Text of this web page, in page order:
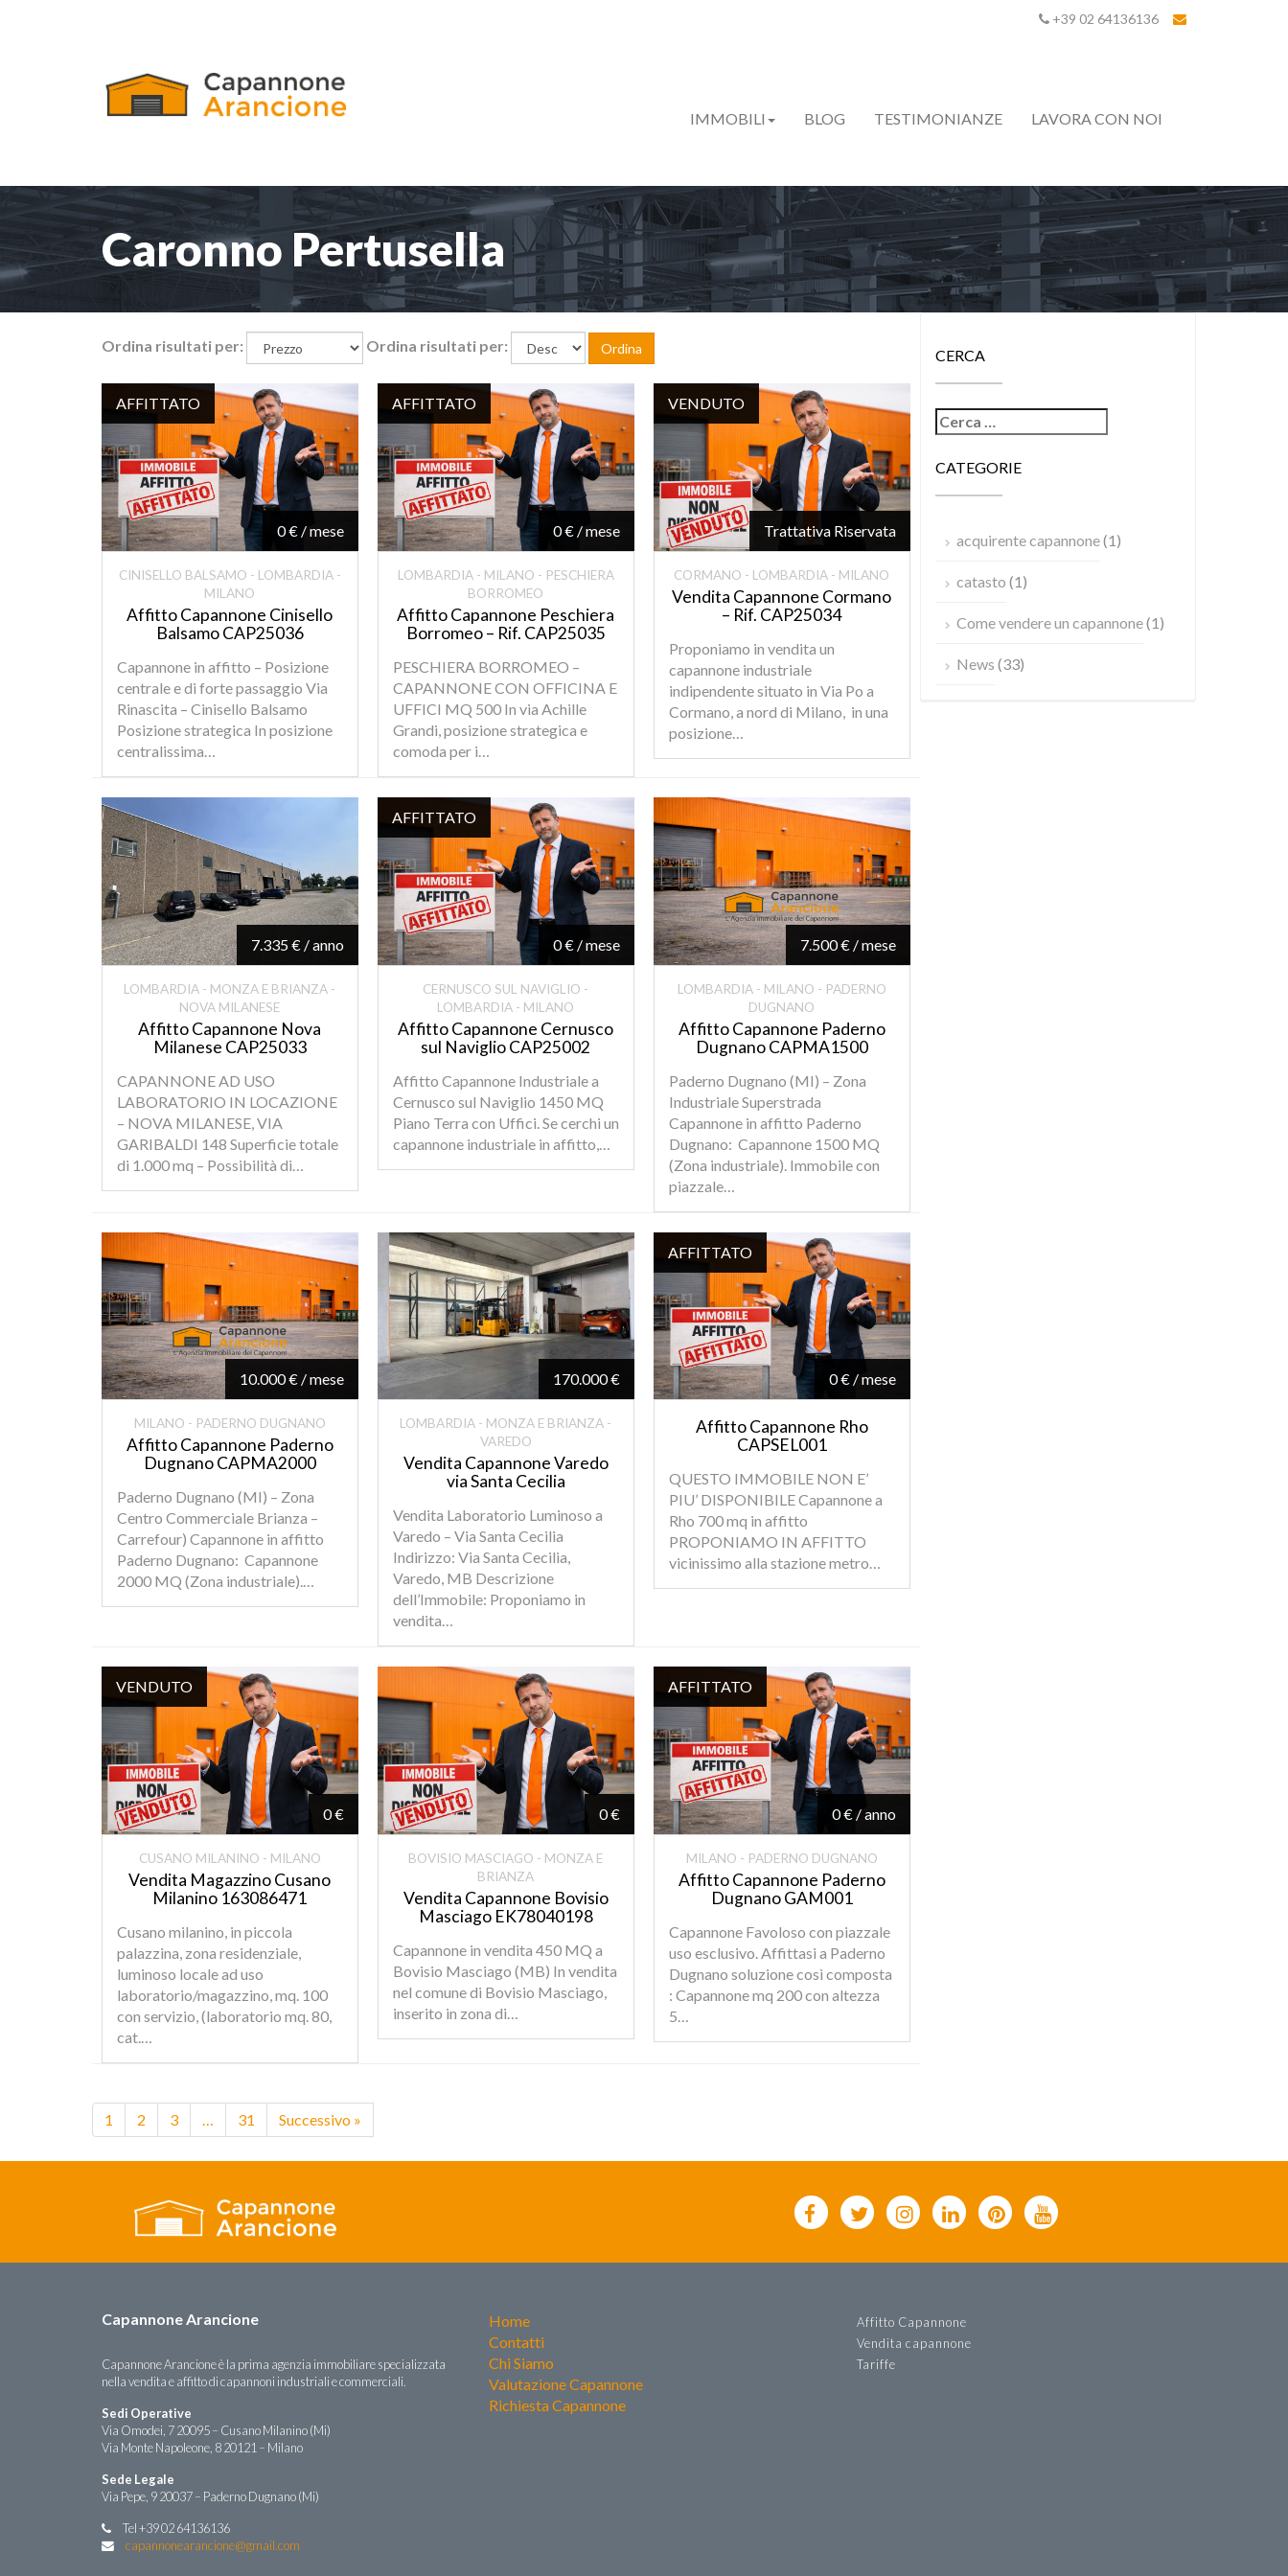
IMMOBILI BLOG TESTIMONIANZE LAVORA CON NOI
+39 02 64136136
Caronno Pertusella
Ordina risultati per: Ordina risultati per: Ordina
AFFITTATO
0 € / mese
CINISELLO BALSAMO - LOMBARDIA -
MILANO
Affitto Capannone Cinisello
Balsamo CAP25036
Capannone in affitto – Posizione
centrale e di forte passaggio Via
Rinascita – Cinisello Balsamo
Posizione strategica In posizione
centralissima…
AFFITTATO
0 € / mese
LOMBARDIA - MILANO - PESCHIERA
BORROMEO
Affitto Capannone Peschiera
Borromeo – Rif. CAP25035
PESCHIERA BORROMEO –
CAPANNONE CON OFFICINA E
UFFICI MQ 500 In via Achille
Grandi, posizione strategica e
comoda per i…
VENDUTO
Trattativa Riservata
CORMANO - LOMBARDIA - MILANO
Vendita Capannone Cormano
– Rif. CAP25034
Proponiamo in vendita un
capannone industriale
indipendente situato in Via Po a
Cormano, a nord di Milano, in una
posizione…
7.335 € / anno
LOMBARDIA - MONZA E BRIANZA -
NOVA MILANESE
Affitto Capannone Nova
Milanese CAP25033
CAPANNONE AD USO
LABORATORIO IN LOCAZIONE
– NOVA MILANESE, VIA
GARIBALDI 148 Superficie totale
di 1.000 mq – Possibilità di…
AFFITTATO
0 € / mese
CERNUSCO SUL NAVIGLIO -
LOMBARDIA - MILANO
Affitto Capannone Cernusco
sul Naviglio CAP25002
Affitto Capannone Industriale a
Cernusco sul Naviglio 1450 MQ
Piano Terra con Uffici. Se cerchi un
capannone industriale in affitto,…
7.500 € / mese
LOMBARDIA - MILANO - PADERNO
DUGNANO
Affitto Capannone Paderno
Dugnano CAPMA1500
Paderno Dugnano (MI) – Zona
Industriale Superstrada
Capannone in affitto Paderno
Dugnano: Capannone 1500 MQ
(Zona industriale). Immobile con
piazzale…
10.000 € / mese
MILANO - PADERNO DUGNANO
Affitto Capannone Paderno
Dugnano CAPMA2000
Paderno Dugnano (MI) – Zona
Centro Commerciale Brianza –
Carrefour) Capannone in affitto
Paderno Dugnano: Capannone
2000 MQ (Zona industriale).…
170.000 €
LOMBARDIA - MONZA E BRIANZA -
VAREDO
Vendita Capannone Varedo
via Santa Cecilia
Vendita Laboratorio Luminoso a
Varedo – Via Santa Cecilia
Indirizzo: Via Santa Cecilia,
Varedo, MB Descrizione
dell’Immobile: Proponiamo in
vendita…
AFFITTATO
0 € / mese
Affitto Capannone Rho
CAPSEL001
QUESTO IMMOBILE NON E’
PIU’ DISPONIBILE Capannone a
Rho 700 mq in affitto
PROPONIAMO IN AFFITTO
vicinissimo alla stazione metro…
VENDUTO
0 €
CUSANO MILANINO - MILANO
Vendita Magazzino Cusano
Milanino 163086471
Cusano milanino, in piccola
palazzina, zona residenziale,
luminoso locale ad uso
laboratorio/magazzino, mq. 100
con servizio, (laboratorio mq. 80,
cat.…
0 €
BOVISIO MASCIAGO - MONZA E
BRIANZA
Vendita Capannone Bovisio
Masciago EK78040198
Capannone in vendita 450 MQ a
Bovisio Masciago (MB) In vendita
nel comune di Bovisio Masciago,
inserito in zona di…
AFFITTATO
0 € / anno
MILANO - PADERNO DUGNANO
Affitto Capannone Paderno
Dugnano GAM001
Capannone Favoloso con piazzale
uso esclusivo. Affittasi a Paderno
Dugnano soluzione così composta
: Capannone mq 200 con altezza
5…
1 2 3 … 31 Successivo »
CERCA
CATEGORIE
acquirente capannone(1)
catasto (1)
Come vendere un capannone(1)
News (33)
Capannone Arancione
Capannone Arancione è la prima agenzia immobiliare specializzata
nella vendita e affitto di capannoni industriali e commerciali.
Sedi Operative
Via Omodei, 7 20095 – Cusano Milanino (Mi)
Via Monte Napoleone, 8 20121 – Milano
Sede Legale
Via Pepe, 9 20037 – Paderno Dugnano (Mi)
Tel +39 02 64136136
capannonearancione@gmail.com
Home
Contatti
Chi Siamo
Valutazione Capannone
Richiesta Capannone
Affitto Capannone
Vendita capannone
Tariffe